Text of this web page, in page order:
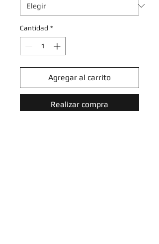
Cantidad *
Agregar al carrito
Realizar compra